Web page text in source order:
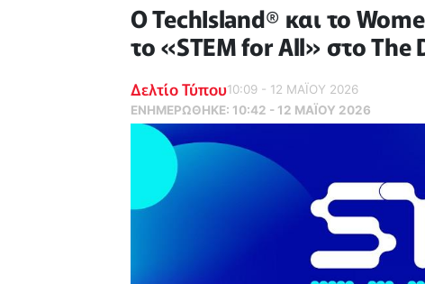
Ο TechIsland® και το
το «STEM for All» στο The
Δελτίο Τύπου10:09 - 12 ΜΑΪ́ΟΥ 2026
ΕΝΗΜΕΡΏΘΗΚΕ: 10:42 - 12 ΜΑΪ́ΟΥ 2026